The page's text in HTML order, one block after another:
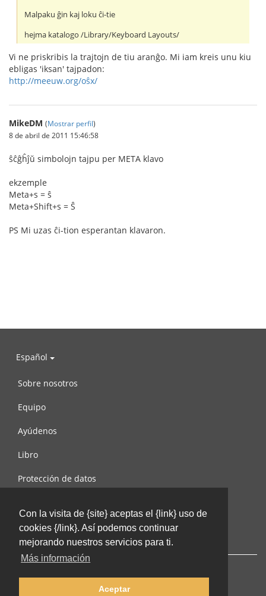
Con la visita de {site} aceptas el {link} uso de
cookies {/link}. Así podemos continuar
mejorando nuestros servicios para ti.
Más información
Aceptar
Malpaku ĝin kaj loku ĉi-tie
hejma katalogo /Library/Keyboard Layouts/
Vi ne priskribis la trajtojn de tiu aranĝo. Mi iam kreis unu kiu
ebligas 'iksan' tajpadon:
http://meeuw.org/oŝx/
MikeDM (Mostrar perfil)
8 de abril de 2011 15:46:58
ŝĉĝĥĵŭ simbolojn tajpu per META klavo
ekzemple
Meta+s = ŝ
Meta+Shift+s = Ŝ
PS Mi uzas ĉi-tion esperantan klavaron.
Español
Sobre nosotros
Equipo
Ayúdenos
Libro
Protección de datos
Contáctenos